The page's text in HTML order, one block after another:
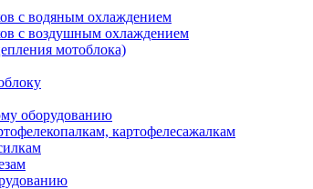
с водяным охлаждением
с воздушным охлаждением
мотоблока)
оборудованию
картофелесажалкам